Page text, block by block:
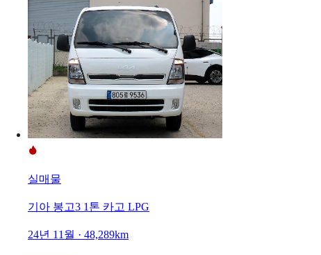
실매물
기아 봉고3 1톤 카고 LPG
24년 11월 · 48,289km